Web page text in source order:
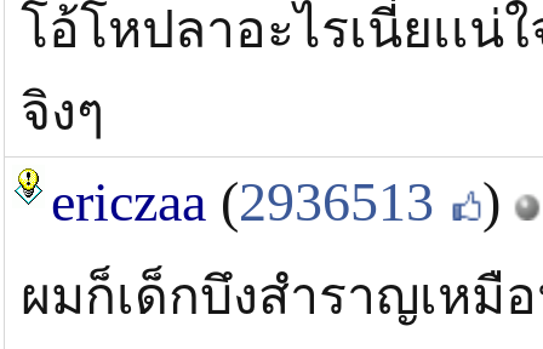
โอ้โหปลาอะไรเนี่ยเเ
จิงๆ
ericzaa (2936513 )
ผมก็เด็กบึงสำราญเหมื